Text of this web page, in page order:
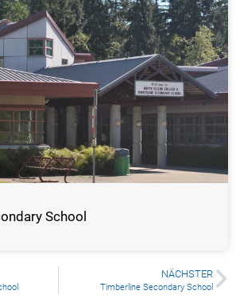
School
NÄCHSTER
Timberline Secondary School